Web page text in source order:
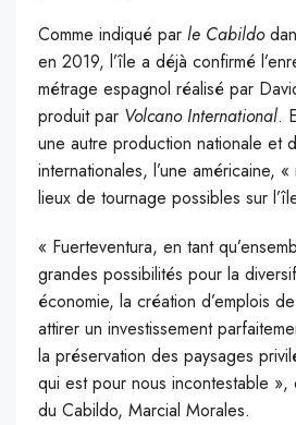
Comme indiqué par le Cabildo
en 2019, l’île a déjà confirmé
métrage espagnol réalisé par
produit par Volcano International.
une autre production nationale et
internationales, l’une américaine,
lieux de tournage possibles sur
« Fuerteventura, en tant
grandes possibilités pour la
économie, la création d’emplois
attirer un investissement
la préservation des paysages
qui est pour nous incontestable
du Cabildo, Marcial Morales.